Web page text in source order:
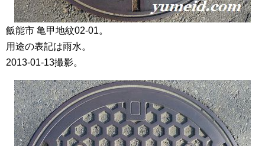
飯能市 亀甲地紋02-01。
用途の表記は雨水。
2013-01-13撮影。